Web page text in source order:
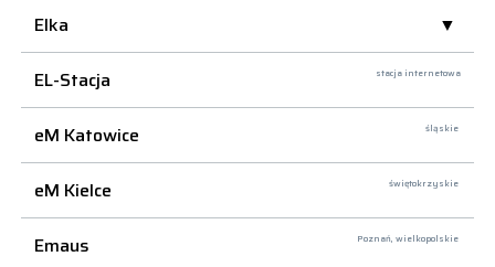
Elka
EL-Stacja
stacja internetowa
eM Katowice śląskie
eM Kielce świętokrzyskie
Emaus Poznań, wielkopolskie